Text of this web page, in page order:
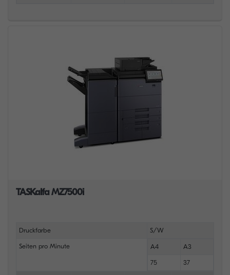
TASKalfa MZ7500i
Druckfarbe S/W
Seiten pro Minute A4 A3
75 37